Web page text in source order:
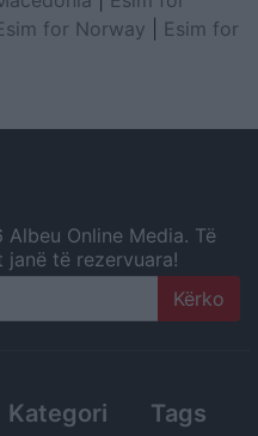
for Norway
Esim for
Albeu Online Media. Të
të rezervuara!
Kategori Tags